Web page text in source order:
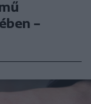
–